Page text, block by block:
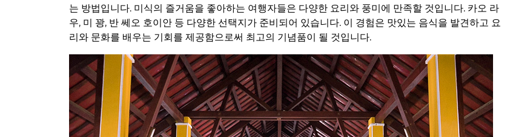
는 방법입니다. 미식의 즐거움을 좋아하는 여행자들은 다양한 요리와 풍미에 만족할 것입니다. 카오 라
우, 미 꽝, 반 쎄오 호이안 등 다양한 선택지가 준비되어 있습니다. 이 경험은 맛있는 음식을 발견하고 요
리와 문화를 배우는 기회를 제공함으로써 최고의 기념품이 될 것입니다.